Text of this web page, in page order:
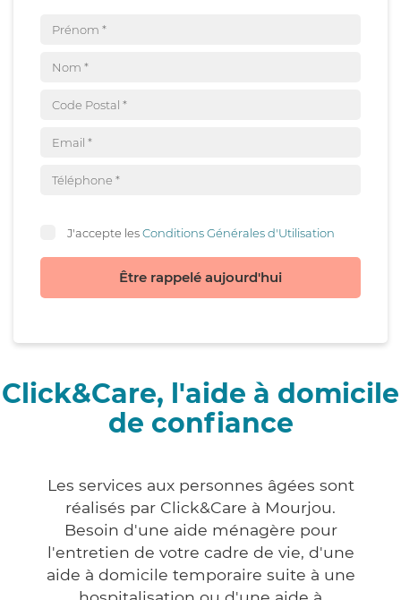
J'accepte lesConditions Générales d'Utilisation
Être rappelé aujourd'hui
Click&Care, l'aide à domicile
de confiance
Les services aux personnes âgées sont
réalisés par Click&Care à Mourjou.
Besoin d'une aide ménagère pour
l'entretien de votre cadre de vie, d'une
aide à domicile temporaire suite à une